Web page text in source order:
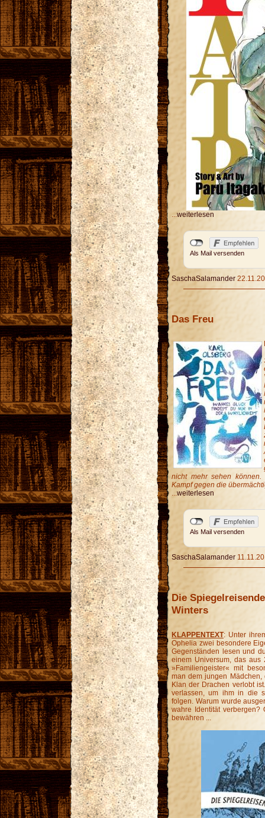
...weiterlesen
Als Mail versenden
SaschaSalamander
Das Freu
nicht mehr sehen
Kampf gegen die
...weiterlesen
Als Mail versenden
SaschaSalamander
Die
Winters
KLAPPENTEXT: Unter
Ophelia zwei besondere
Gegenständen lesen und
einem Universum, das aus
»Familiengeister« mit
man dem jungen
Klan der Drachen verlobt
verlassen, um ihm in die
folgen. Warum wurde
wahre Identität
bewähren ...